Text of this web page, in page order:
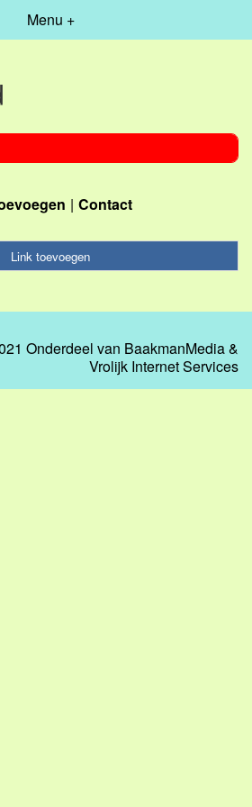
Menu +
Contact
Link toevoegen
Onderdeel van BaakmanMedia&
Vrolijk Internet Services